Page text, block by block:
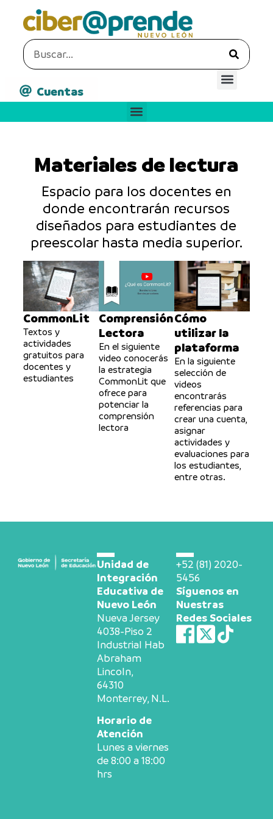
Cuentas
Materiales de lectura
Espacio para los docentes en
donde encontrarán recursos
diseñados para estudiantes de
preescolar hasta media superior.
CommonLit
Textos y
actividades
gratuitos para
docentes y
estudiantes
Comprensión
Lectora
En el siguiente
video conocerás
la estrategia
CommonLit que
ofrece para
potenciar la
comprensión
lectora
Cómo
utilizar la
plataforma
En la siguiente
selección de
videos
encontrarás
referencias para
crear una cuenta,
asignar
actividades y
evaluaciones para
los estudiantes,
entre otras.
Unidad de
Integración
Educativa de
Nuevo León
Nueva Jersey
4038-Piso 2
Industrial Hab
Abraham
Lincoln,
64310
Monterrey, N.L.
Horario de
Atención
Lunes a viernes
de 8:00 a 18:00
hrs
+52 (81) 2020-
5456
Síguenos en
Nuestras
Redes Sociales